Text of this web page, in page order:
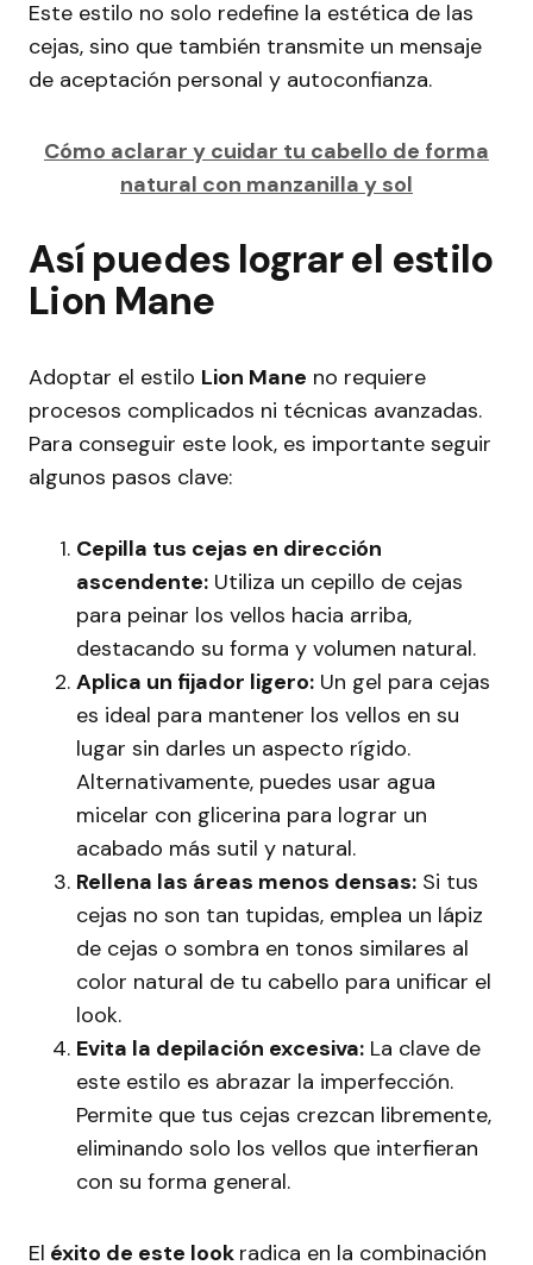
Este estilo no solo redefine la estética de las
cejas, sino que también transmite un mensaje
de aceptación personal y autoconfianza.
Cómo aclarar y cuidar tu cabello de forma
natural con manzanilla y sol
Así puedes lograr el estilo
Lion Mane
Adoptar el estilo Lion Mane no requiere
procesos complicados ni técnicas avanzadas.
Para conseguir este look, es importante seguir
algunos pasos clave:
Cepilla tus cejas en dirección
ascendente: Utiliza un cepillo de cejas
para peinar los vellos hacia arriba,
destacando su forma y volumen natural.
Aplica un fijador ligero: Un gel para cejas
es ideal para mantener los vellos en su
lugar sin darles un aspecto rígido.
Alternativamente, puedes usar agua
micelar con glicerina para lograr un
acabado más sutil y natural.
Rellena las áreas menos densas: Si tus
cejas no son tan tupidas, emplea un lápiz
de cejas o sombra en tonos similares al
color natural de tu cabello para unificar el
look.
Evita la depilación excesiva: La clave de
este estilo es abrazar la imperfección.
Permite que tus cejas crezcan libremente,
eliminando solo los vellos que interfieran
con su forma general.
El éxito de este look radica en la combinación